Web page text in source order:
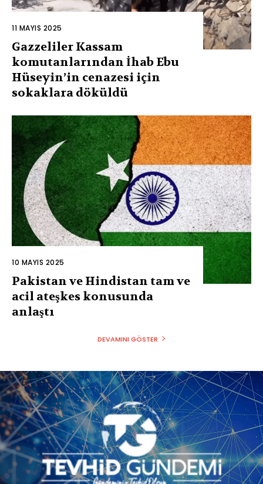
11 MAYIS 2025
Gazzeliler Kassam
komutanlarından İhab Ebu
Hüseyin’in cenazesi için
sokaklara döküldü
10 MAYIS 2025
Pakistan ve Hindistan tam ve
acil ateşkes konusunda
anlaştı
DEVAMINI GÖSTER